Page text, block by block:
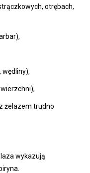
otrębach,
wędliny),
żelazem trudno
wykazują